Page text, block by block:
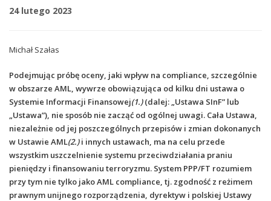
24 lutego 2023
Michał Szałas
Podejmując próbę oceny, jaki wpływ na compliance, szczególnie
w obszarze AML, wywrze obowiązująca od kilku dni ustawa o
Systemie Informacji Finansowej(1.)(dalej: „Ustawa SInF” lub
„Ustawa”), nie sposób nie zacząć od ogólnej uwagi. Cała Ustawa,
niezależnie od jej poszczególnych przepisów i zmian dokonanych
w Ustawie AML(2.)i innych ustawach, ma na celu przede
wszystkim uszczelnienie systemu przeciwdziałania praniu
pieniędzy i finansowaniu terroryzmu. System PPP/FT rozumiem
przy tym nie tylko jako AML compliance, tj. zgodność z reżimem
prawnym unijnego rozporządzenia, dyrektyw i polskiej Ustawy